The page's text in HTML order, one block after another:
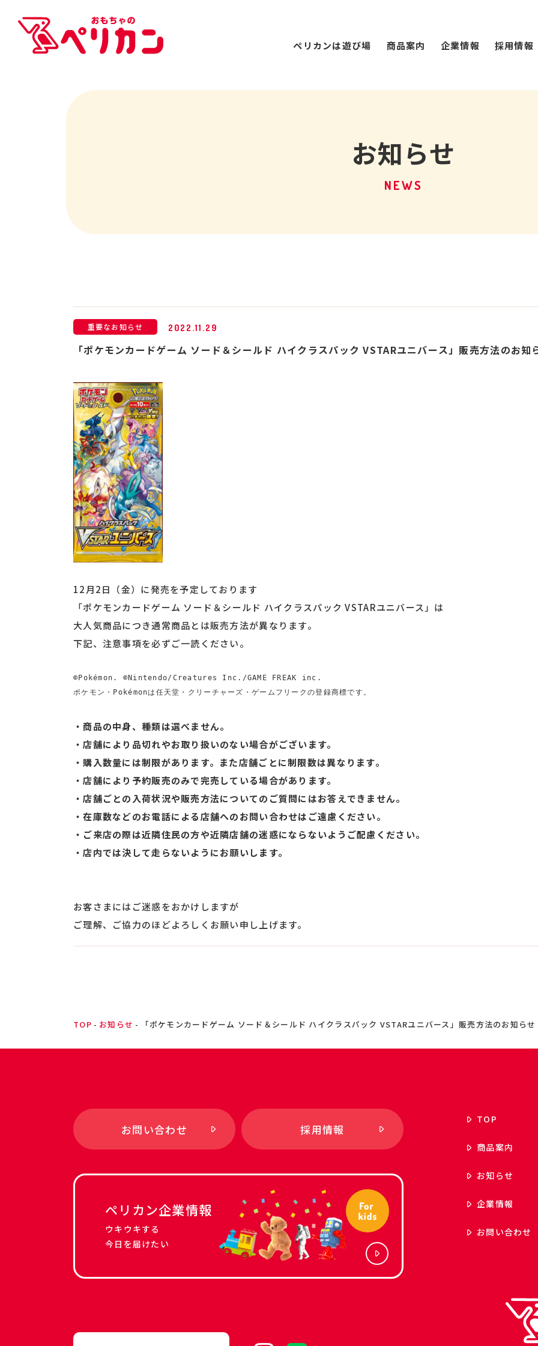
ペリカンは遊び場 商品案内 企業情報 採用情報
お知らせ
NEWS
重要なお知らせ 2022.11.29
「ポケモンカードゲーム ソード＆シールド ハイクラスパック VSTARユニバース」販売方法のお知
12月2日（金）に発売を予定しております
「ポケモンカードゲーム ソード＆シールド ハイクラスパック VSTARユニバース」は
大人気商品につき通常商品とは販売方法が異なります。
下記、注意事項を必ずご一読ください。
©Pokémon. ©Nintendo/Creatures Inc./GAME FREAK inc.
ポケモン・Pokémonは任天堂・クリーチャーズ・ゲームフリークの登録商標です。
・商品の中身、種類は選べません。
・店舗により品切れやお取り扱いのない場合がございます。
・購入数量には制限があります。また店舗ごとに制限数は異なります。
・店舗により予約販売のみで完売している場合があります。
・店舗ごとの入荷状況や販売方法についてのご質問にはお答えできません。
・在庫数などのお電話による店舗へのお問い合わせはご遠慮ください。
・ご来店の際は近隣住民の方や近隣店舗の迷惑にならないようご配慮ください。
・店内では決して走らないようにお願いします。
お客さまにはご迷惑をおかけしますが
ご理解、ご協力のほどよろしくお願い申し上げます。
TOP お知らせ 「ポケモンカードゲーム ソード＆シールド ハイクラスパック VSTARユニバース」販売方法のお知らせ
お問い合わせ 採用情報
ペリカン企業情報
ウキウキする
今日を届けたい
TOP
商品案内
お知らせ
企業情報
お問い合わせ